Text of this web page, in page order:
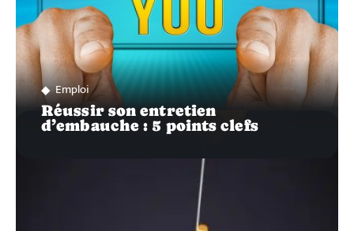
Emploi
Réussir son entretien
d’embauche : 5 points clefs